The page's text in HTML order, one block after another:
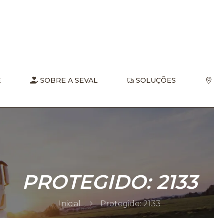
SOBRE A SEVAL SOLUÇÕES
PROTEGIDO: 2133
Inicial Protegido: 2133